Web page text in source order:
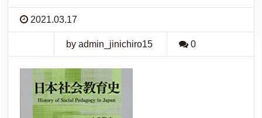
2021.03.17
by admin_jinichiro15 0